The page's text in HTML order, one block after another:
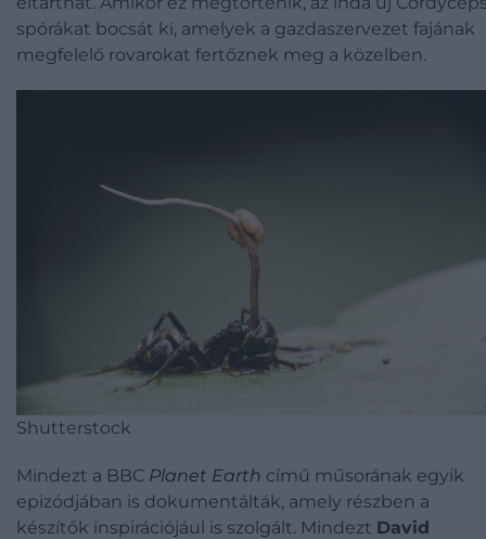
spórákat bocsát ki, amelyek a gazdaszervezet fajának
megfelelő rovarokat fertőznek meg a közelben.
Shutterstock
Mindezt a BBC Planet Earth című műsorának egyik
epizódjában is dokumentálták, amely részben a
készítők inspirációjául is szolgált. Mindezt David